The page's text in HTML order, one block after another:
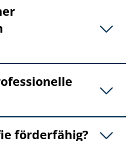
förderfähig?